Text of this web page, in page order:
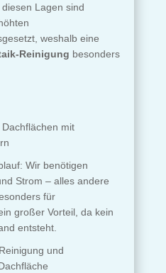
Lagen sind
weshalb eine
Reinigung besonders
mit
Wir benötigen
Strom – alles andere
für
großer Vorteil, da kein
entsteht.
und